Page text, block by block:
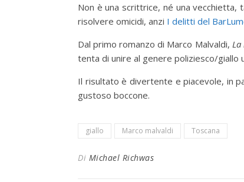
Non è una scrittrice, né una
risolvere omicidi, anzi I delitti del
Dal primo romanzo di Marco Malvaldi,
tenta di unire al genere poliziesco/giallo
Il risultato è divertente e piacevole, in
gustoso boccone.
giallo Marco malvaldi Toscana
Di Michael Richwas